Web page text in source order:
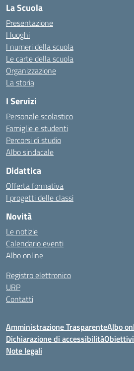
La Scuola
Presentazione
I luoghi
I numeri della scuola
Le carte della scuola
Organizzazione
La storia
I Servizi
Personale scolastico
Famiglie e studenti
Percorsi di studio
Albo sindacale
Didattica
Offerta formativa
I progetti delle classi
Novità
Le notizie
Calendario eventi
Albo online
Registro elettronico
URP
Contatti
Amministrazione TrasparenteAlbo
Dichiarazione di accessibilità
Note legali